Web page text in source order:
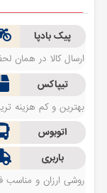
پیک بادپا
ارسال کالا در همان
تیپاکس
بهترین و کم هزینه
اتوبوس
باربری
روشی ارزان و مناسب